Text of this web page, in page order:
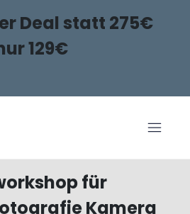
Deal statt 275€
129€
für
Kamera